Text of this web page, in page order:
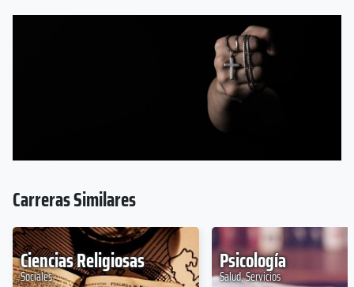
Carreras Similares
Ciencias Religiosas
Sociales
Psicología
Salud, Servicios